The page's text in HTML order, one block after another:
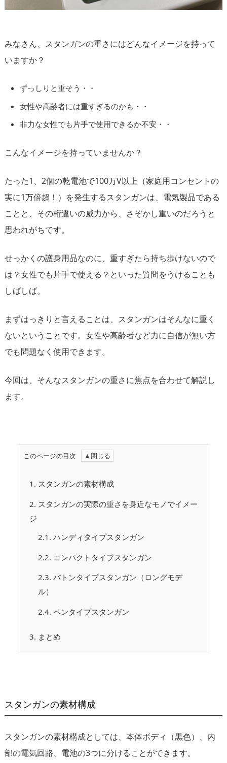
みなさん、スタンガンの重さにはどんなイメージを持って
いますか？
ずっしりと重そう・・
女性や高齢者には重すぎるのかも・・
非力な女性でも片手で使用できるか不安・・
こんなイメージを持っていませんか？
たった1、2個の乾電池で100万V以上（家庭用コンセントの
実に1万倍超！）を発生するスタンガンは、電気製品である
ことと、その桁違いの威力から、さぞかし重いのだろうと
思われがちです。
せっかくの護身用品なのに、重すぎたら持ち歩けないので
は？女性でも片手で使える？といった質問をうけることも
しばしば。
まずはっきりと言えることは、スタンガンはそんなに重く
ないということです。女性や高齢者など力に自信が無い方
でも問題なく使用できます。
今回は、そんなスタンガンの重さに焦点を合わせて解説し
ます。
このページの目次
1. スタンガンの素材構成
2. スタンガンの実際の重さを身近なモノでイメー
ジ
2.1. ハンディタイプスタンガン
2.2. コンパクトタイプスタンガン
2.3. バトンタイプスタンガン（ロングモデ
ル）
2.4. ペンタイプスタンガン
3. まとめ
スタンガンの素材構成
スタンガンの素材構成としては、本体ボディ（黒色）、内
部の電気回路、電池の3つに分けることができます。